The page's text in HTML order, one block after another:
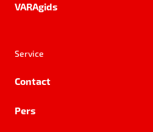
VARAgids
Service
Contact
Pers